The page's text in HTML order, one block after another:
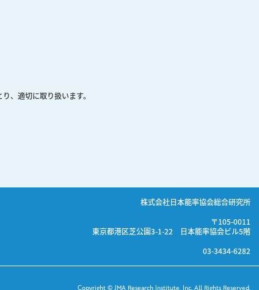
、適切に取り扱います。
株式会社日本能率協会総合研究所
〒105-0011
東京都港区芝公園3-1-22 日本能率協会ビル5階
03-3434-6282
Copyright © JMA Research Institute, Inc. All Rights Reserved.